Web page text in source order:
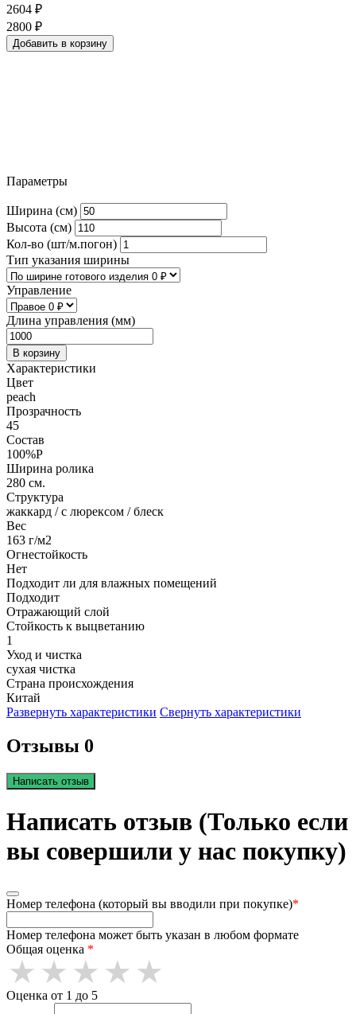
2604 ₽
2800 ₽
Добавить в корзину
Параметры
Ширина (см)
Высота (см)
Кол-во (шт/м.погон)
Тип указания ширины
Управление
Длина управления (мм)
В корзину
Характеристики
Цвет
peach
Прозрачность
45
Состав
100%P
Ширина ролика
280 см.
Структура
жаккард / с люрексом / блеск
Вес
163 г/м2
Огнестойкость
Нет
Подходит ли для влажных помещений
Подходит
Отражающий слой
Стойкость к выцветанию
1
Уход и чистка
сухая чистка
Страна происхождения
Китай
Развернуть характеристики Свернуть характеристики
Отзывы 0
Написать отзыв
Написать отзыв (Только если
вы совершили у нас покупку)
Номер телефона (который вы вводили при покупке)*
Номер телефона может быть указан в любом формате
Общая оценка *
Оценка от 1 до 5